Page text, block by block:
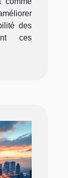
des
ces